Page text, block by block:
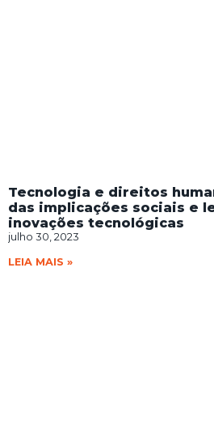
Tecnologia e direitos
das implicações sociais e
inovações tecnológicas
julho 30, 2023
LEIA MAIS »